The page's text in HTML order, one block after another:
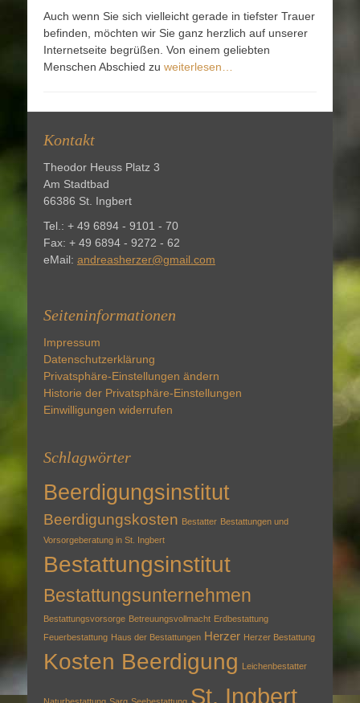
Auch wenn Sie sich vielleicht gerade in tiefster Trauer
befinden, möchten wir Sie ganz herzlich auf unserer
Internetseite begrüßen. Von einem geliebten
Menschen Abschied zu weiterlesen…
Kontakt
Theodor Heuss Platz 3
Am Stadtbad
66386 St. Ingbert
Tel.: + 49 6894 - 9101 - 70
Fax: + 49 6894 - 9272 - 62
eMail: andreasherzer@gmail.com
Seiteninformationen
Impressum
Datenschutzerklärung
Privatsphäre-Einstellungen ändern
Historie der Privatsphäre-Einstellungen
Einwilligungen widerrufen
Schlagwörter
Beerdigungsinstitut
Beerdigungskosten Bestatter Bestattungen und
Vorsorgeberatung in St. Ingbert
Bestattungsinstitut
Bestattungsunternehmen
Bestattungsvorsorge Betreuungsvollmacht Erdbestattung
Feuerbestattung Haus der Bestattungen Herzer Herzer Bestattung
Kosten Beerdigung Leichenbestatter
St. Ingbert